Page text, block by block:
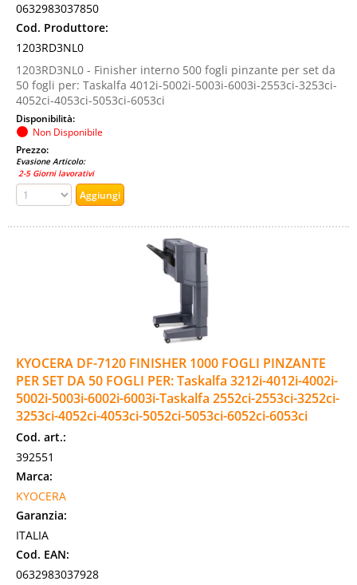
0632983037850
Cod. Produttore:
1203RD3NL0
1203RD3NL0 - Finisher interno 500 fogli pinzante per set da
50 fogli per: Taskalfa 4012i-5002i-5003i-6003i-2553ci-3253ci-
4052ci-4053ci-5053ci-6053ci
Disponibilità:
Non Disponibile
Prezzo:
Evasione Articolo:
2-5 Giorni lavorativi
KYOCERA DF-7120 FINISHER 1000 FOGLI PINZANTE
PER SET DA 50 FOGLI PER: Taskalfa 3212i-4012i-4002i-
5002i-5003i-6002i-6003i-Taskalfa 2552ci-2553ci-3252ci-
3253ci-4052ci-4053ci-5052ci-5053ci-6052ci-6053ci
Cod. art.:
392551
Marca:
KYOCERA
Garanzia:
ITALIA
Cod. EAN:
0632983037928